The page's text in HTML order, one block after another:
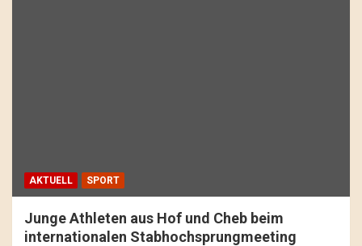
AKTUELL SPORT
Junge Athleten aus Hof und Cheb beim
internationalen Stabhochsprungmeeting